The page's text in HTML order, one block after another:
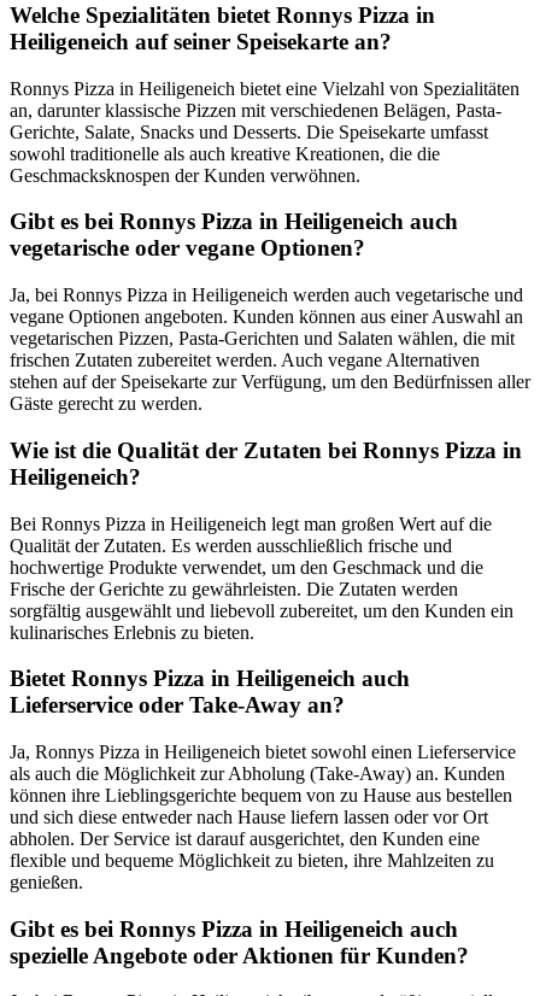
Welche Spezialitäten bietet Ronnys Pizza in
Heiligeneich auf seiner Speisekarte an?
Ronnys Pizza in Heiligeneich bietet eine Vielzahl von Spezialitäten
an, darunter klassische Pizzen mit verschiedenen Belägen, Pasta-
Gerichte, Salate, Snacks und Desserts. Die Speisekarte umfasst
sowohl traditionelle als auch kreative Kreationen, die die
Geschmacksknospen der Kunden verwöhnen.
Gibt es bei Ronnys Pizza in Heiligeneich auch
vegetarische oder vegane Optionen?
Ja, bei Ronnys Pizza in Heiligeneich werden auch vegetarische und
vegane Optionen angeboten. Kunden können aus einer Auswahl an
vegetarischen Pizzen, Pasta-Gerichten und Salaten wählen, die mit
frischen Zutaten zubereitet werden. Auch vegane Alternativen
stehen auf der Speisekarte zur Verfügung, um den Bedürfnissen aller
Gäste gerecht zu werden.
Wie ist die Qualität der Zutaten bei Ronnys Pizza in
Heiligeneich?
Bei Ronnys Pizza in Heiligeneich legt man großen Wert auf die
Qualität der Zutaten. Es werden ausschließlich frische und
hochwertige Produkte verwendet, um den Geschmack und die
Frische der Gerichte zu gewährleisten. Die Zutaten werden
sorgfältig ausgewählt und liebevoll zubereitet, um den Kunden ein
kulinarisches Erlebnis zu bieten.
Bietet Ronnys Pizza in Heiligeneich auch
Lieferservice oder Take-Away an?
Ja, Ronnys Pizza in Heiligeneich bietet sowohl einen Lieferservice
als auch die Möglichkeit zur Abholung (Take-Away) an. Kunden
können ihre Lieblingsgerichte bequem von zu Hause aus bestellen
und sich diese entweder nach Hause liefern lassen oder vor Ort
abholen. Der Service ist darauf ausgerichtet, den Kunden eine
flexible und bequeme Möglichkeit zu bieten, ihre Mahlzeiten zu
genießen.
Gibt es bei Ronnys Pizza in Heiligeneich auch
spezielle Angebote oder Aktionen für Kunden?